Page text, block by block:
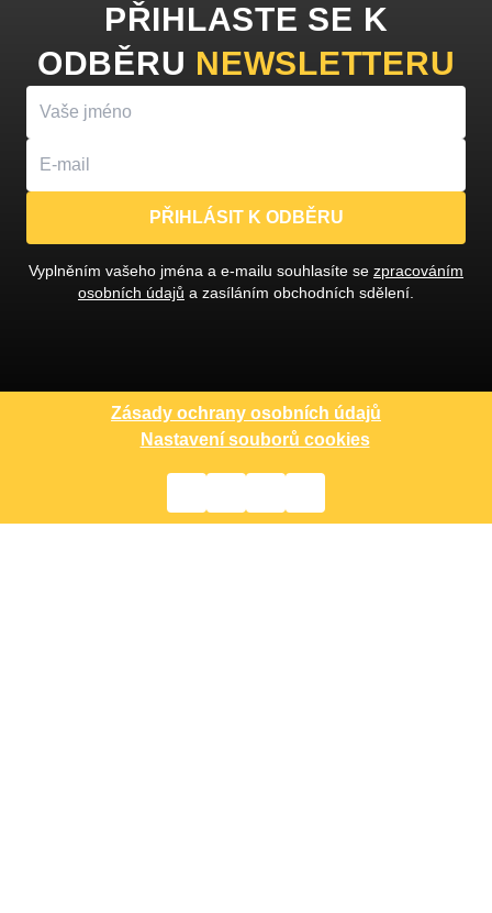
PŘIHLASTE SE K
ODBĚRU NEWSLETTERU
PŘIHLÁSIT K ODBĚRU
Vyplněním vašeho jména a e-mailu souhlasíte se zpracováním
osobních údajů a zasíláním obchodních sdělení.
Zásady ochrany osobních údajů
Nastavení souborů cookies